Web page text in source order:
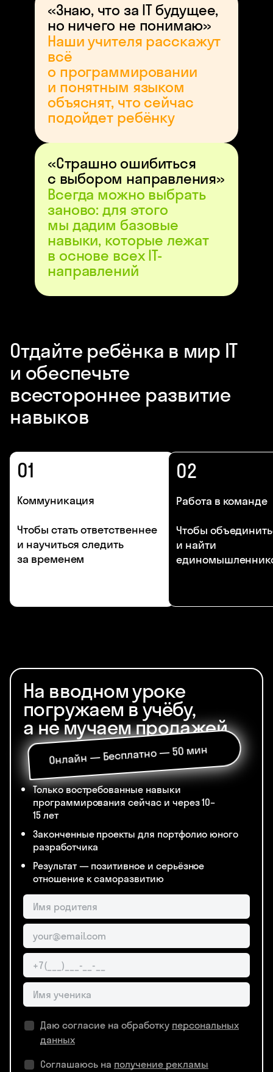
«Знаю, что за IT будущее,
но ничего не понимаю»
Наши учителя расскажут
всё
о программировании
и понятным языком
объяснят, что сейчас
подойдет ребёнку
«Страшно ошибиться
с выбором направления»
Всегда можно выбрать
заново: для этого
мы дадим базовые
навыки, которые лежат
в основе всех IT-
направлений
Отдайте ребёнка в мир IT
и обеспечьте
всестороннее развитие
навыков
01
Коммуникация
Чтобы стать ответственнее
и научиться следить
за временем
02
Работа в команде
Чтобы
и найти
На вводном уроке
погружаем в учёбу,
а не мучаем продажей
Онлайн — Бесплатно — 50 мин
Только востребованные навыки
программирования сейчас и через 10–
15 лет
Законченные проекты для портфолио юного
разработчика
Результат — позитивное и серьёзное
отношение к саморазвитию
Даю согласие на обработку персональных
данных
Соглашаюсь на получение рекламы